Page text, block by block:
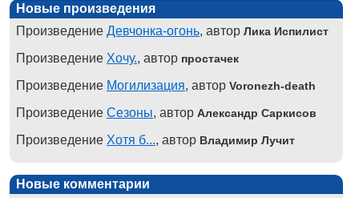
Новые произведения
Произведение Девчонка-огонь, автор Лика Испилист
Произведение Хочу., автор простачек
Произведение Могилизация, автор Voronezh-death
Произведение Сезоны, автор Александр Саркисов
Произведение Хотя б..., автор Владимир Лучит
Новые комментарии